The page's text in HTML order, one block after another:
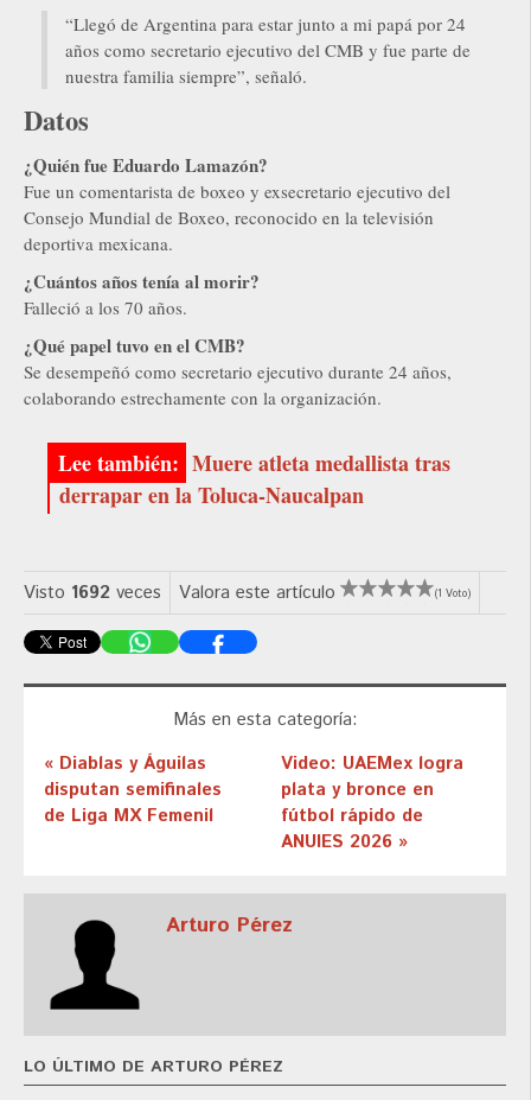
“Llegó de Argentina para estar junto a mi papá por 24
años como secretario ejecutivo del CMB y fue parte de
nuestra familia siempre”, señaló.
Datos
¿Quién fue Eduardo Lamazón?
Fue un comentarista de boxeo y exsecretario ejecutivo del
Consejo Mundial de Boxeo, reconocido en la televisión
deportiva mexicana.
¿Cuántos años tenía al morir?
Falleció a los 70 años.
¿Qué papel tuvo en el CMB?
Se desempeñó como secretario ejecutivo durante 24 años,
colaborando estrechamente con la organización.
Muere atleta medallista tras
derrapar en la Toluca-Naucalpan
Visto 1692 veces Valora este artículo (1 Voto)
Más en esta categoría:
« Diablas y Águilas
disputan semifinales
de Liga MX Femenil
Video: UAEMex logra
plata y bronce en
fútbol rápido de
ANUIES 2026 »
Arturo Pérez
LO ÚLTIMO DE ARTURO PÉREZ